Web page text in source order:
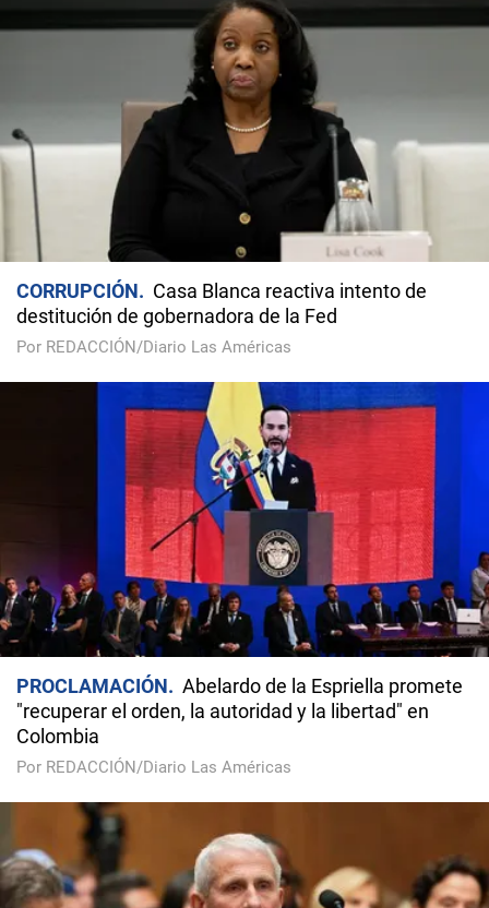
CORRUPCIÓN
Casa Blanca reactiva intento de
destitución de gobernadora de la Fed
Por REDACCIÓN/Diario Las Américas
PROCLAMACIÓN
Abelardo de la Espriella promete
"recuperar el orden, la autoridad y la libertad" en
Colombia
Por REDACCIÓN/Diario Las Américas